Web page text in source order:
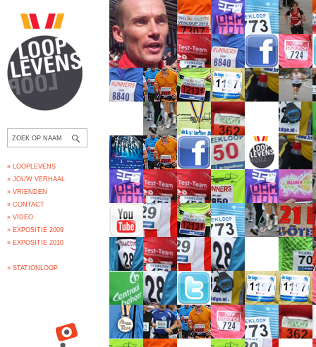
» LOOPLEVENS
» JOUW VERHAAL
» VRIENDEN
» CONTACT
» VIDEO
» EXPOSITIE 2009
» EXPOSITIE 2010
» STATIONLOOP